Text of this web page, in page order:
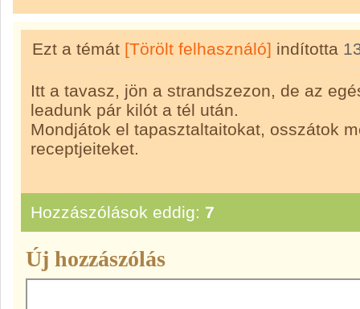
Ezt a témát [Törölt felhasználó] indította
Itt a tavasz, jön a strandszezon, de az
leadunk pár kilót a tél után.
Mondjátok el tapasztaltaitokat, osszátok
receptjeiteket.
Hozzászólások eddig: 7
Új hozzászólás